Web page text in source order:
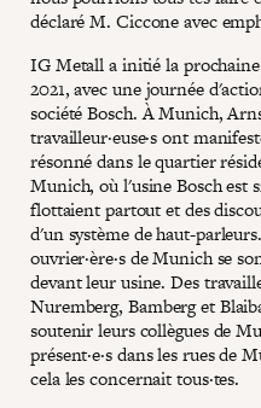
déclaré M. Ciccone avec
IG Metall a initié la
2021, avec une journée
société Bosch. À Munich,
travailleur·euse·s ont
résonné dans le quartier
Munich, où l'usine Bosch est
flottaient partout et des
d'un système de haut-
ouvrier·ère·s de Munich se
devant leur usine. Des
Nuremberg, Bamberg et
soutenir leurs collègues de
présent·e·s dans les rues de
cela les concernait tous·tes.